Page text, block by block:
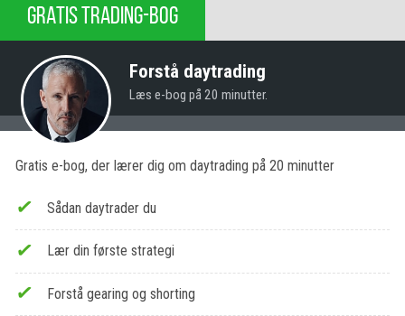
GRATIS TRADING-BOG
Forstå daytrading
Læs e-bog på 20 minutter.
Gratis e-bog, der lærer dig om daytrading på 20 minutter
Sådan daytrader du
Lær din første strategi
Forstå gearing og shorting